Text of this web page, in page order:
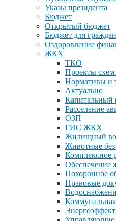
Указы президента
Бюджет
Открытый бюджет
Бюджет для граждан
Оздоровление
ЖКХ
ТКО
Проекты схем
Нормативы
Актуально
Капитальный
Расселение
ОЗП
ГИС ЖКХ
Жилищный
Животные без
Комплексное
Обеспечение
Похоронное
Правовые